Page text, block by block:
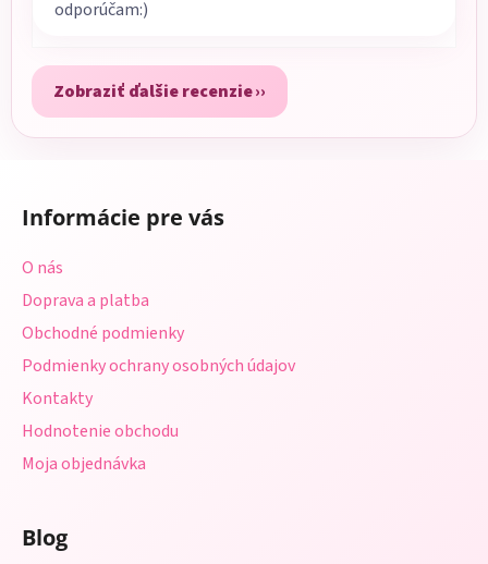
odporúčam:)
Zobraziť ďalšie recenzie
Informácie pre vás
O nás
Doprava a platba
Obchodné podmienky
Podmienky ochrany osobných údajov
Kontakty
Hodnotenie obchodu
Moja objednávka
Blog